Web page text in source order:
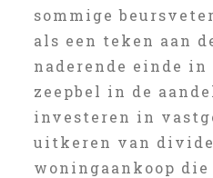
sommige
als een teken aan
naderende einde
zeepbel in de
investeren in
uitkeren van
woningaankoop